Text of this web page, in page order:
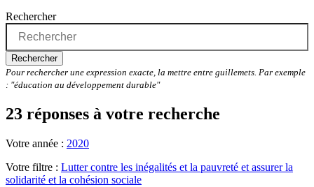
Rechercher
Rechercher
Pour rechercher une expression exacte, la mettre entre guillemets. Par exemple
: "éducation au développement durable"
23 réponses à votre recherche
Votre année : 2020
Votre filtre : Lutter contre les inégalités et la pauvreté et assurer la
solidarité et la cohésion sociale